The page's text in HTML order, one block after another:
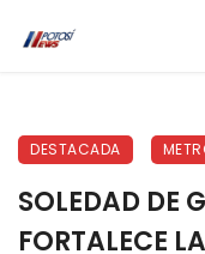
DESTACADA
SOLEDAD DE
FORTALECE